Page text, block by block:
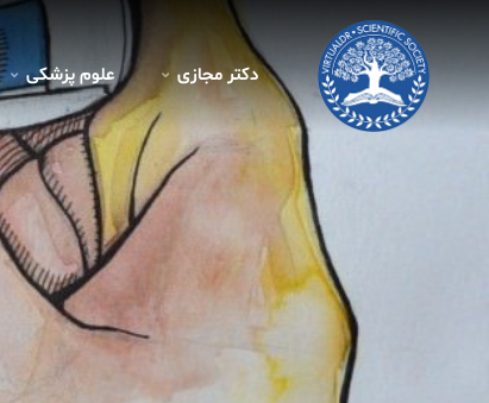
دکتر مجازی علوم پزشکی